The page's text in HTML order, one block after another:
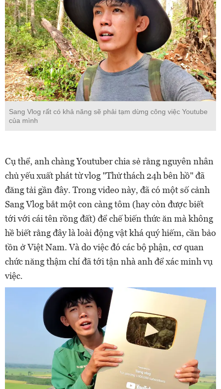
Sang Vlog rất có khả năng sẽ phải tạm dừng công việc Youtube
của mình
Cụ thể, anh chàng Youtuber chia sẻ rằng nguyên nhân
chủ yếu xuất phát từ vlog "Thử thách 24h bên hồ" đã
đăng tải gần đây. Trong video này, đã có một số cảnh
Sang Vlog bắt một con càng tôm (hay còn được biết
tới với cái tên rồng đất) để chế biến thức ăn mà không
hề biết rằng đây là loài động vật khá quý hiếm, cần bảo
tồn ở Việt Nam. Và do việc đó các bộ phận, cơ quan
chức năng thậm chí đã tới tận nhà anh để xác minh vụ
việc.